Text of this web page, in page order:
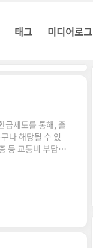
태그 미디어로그
급제도를 통해, 출
나 해당될 수 있
등 교통비 부담이
처에서 자취 중
은 분들이 알았